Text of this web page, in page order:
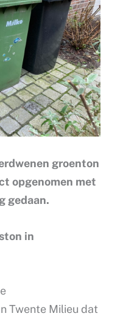
groenton
opgenomen met
gedaan.
in
Twente Milieu dat